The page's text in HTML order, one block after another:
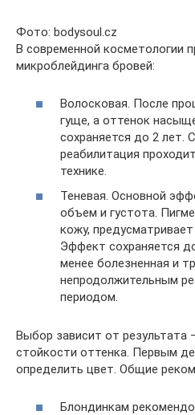
Фото: bodysoul.cz
В современной косметологии
микроблейдинга бровей:
Волосковая. После
гуще, а оттенок
сохраняется до 2 лет.
реабилитация
технике.
Теневая. Основной
объем и густота.
кожу, предусматривает
Эффект сохраняется
менее болезненная и
непродолжительным
периодом.
Выбор зависит от результата
стойкости оттенка. Первым
определить цвет. Общие
Блондинкам